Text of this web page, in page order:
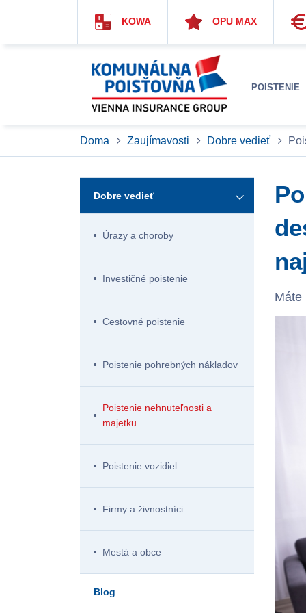
KOWA OPU MAX
POISTENIE
Doma Zaujímavosti Dobre vedieť
Dobre vedieť
Úrazy a choroby
Investičné poistenie
Cestovné poistenie
Poistenie pohrebných nákladov
Poistenie nehnuteľnosti a
majetku
Poistenie vozidiel
Firmy a živnostníci
Mestá a obce
Blog
Máte